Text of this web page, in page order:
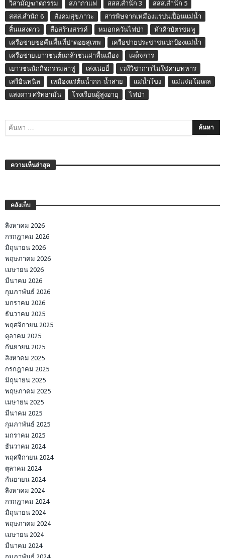
วิสามัญฆาตกรรม สภากาแฟ สสส.สำนัก 3
สสส.สำนัก 5
สสส.สำนัก 6
สังคมสุขภาวะ
สารพิษจากเหมืองแร่ปนเปื้อนแม่น้ำ
สิ้นแสงดาว
สื่อสร้างสรรค์ หมอกควันไฟป่า
หัวคิวบัตรชมพู
เครือข่ายขอคืนพื้นที่ป่าดอยสุเทพ
เครือข่ายประชาชนปกป้องแม่น้ำ
เครือข่ายเยาวชนต้นกล้าชนเผ่าพื้นเมือง
เผด็จการ
เยาวชนนักกิจกรรมลาหู่
เล่งเน่ยยี่
เวทีวิชาการไม่ใช่ค่ายทหาร
เสรีอินทนิล
เหมืองแร่ต้นน้ำกก-น้ำสาย แม่น้ำโขง
แม่แจ่มโมเดล
แสงดาว ศรัทธามั่น
โรงเรียนผู้สูงอายุ ไฟป่า
ความเห็นล่าสุด
คลังเก็บ
สิงหาคม 2026
กรกฎาคม 2026
มิถุนายน 2026
พฤษภาคม 2026
เมษายน 2026
มีนาคม 2026
กุมภาพันธ์ 2026
มกราคม 2026
ธันวาคม 2025
พฤศจิกายน 2025
ตุลาคม 2025
กันยายน 2025
สิงหาคม 2025
กรกฎาคม 2025
มิถุนายน 2025
พฤษภาคม 2025
เมษายน 2025
มีนาคม 2025
กุมภาพันธ์ 2025
มกราคม 2025
ธันวาคม 2024
พฤศจิกายน 2024
ตุลาคม 2024
กันยายน 2024
สิงหาคม 2024
กรกฎาคม 2024
มิถุนายน 2024
พฤษภาคม 2024
เมษายน 2024
มีนาคม 2024